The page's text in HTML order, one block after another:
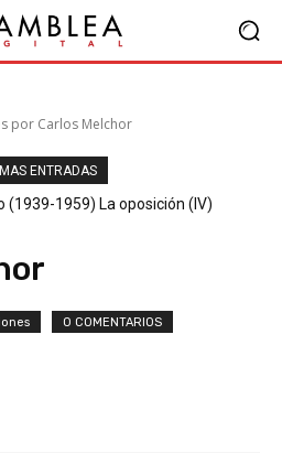
por Carlos Melchor
ENTRADAS
1959) La oposición (IV)
1959) La oposición (III) El PSOE
0 COMENTARIOS